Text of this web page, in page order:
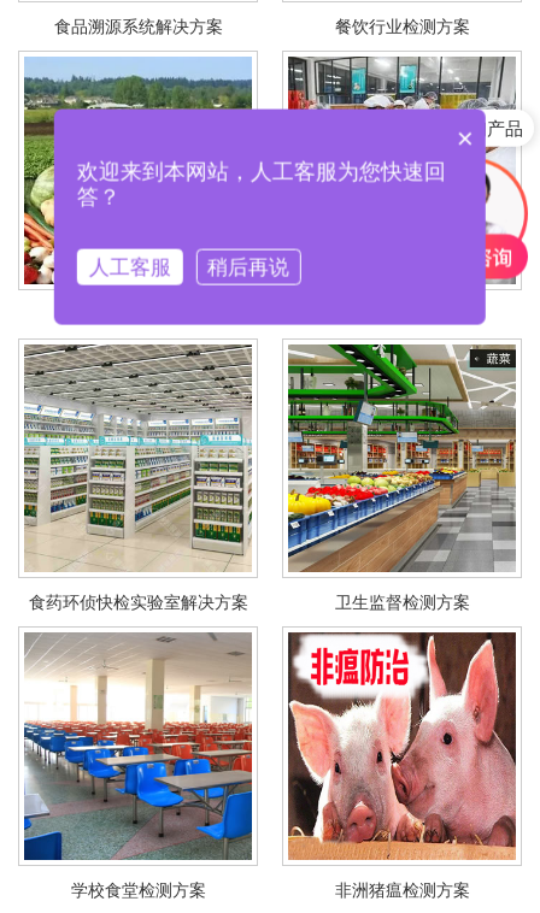
食品溯源系统解决方案 餐饮行业检测方案
食药环侦快检实验室解决方案 卫生监督检测方案
学校食堂检测方案 非洲猪瘟检测方案
快速咨询产品
产品含税包邮吗？
×
欢迎来到本网站，人工客服为您快速回
答？
人工客服 稍后再说